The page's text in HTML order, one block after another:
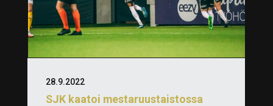
SJK kaatoi mestaruustaistossa
28.9.2022